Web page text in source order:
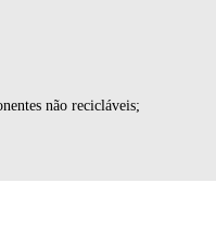
não recicláveis;